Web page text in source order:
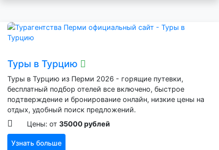
Туры в Турцию
Туры в Турцию из Перми 2026 - горящие путевки,
бесплатный подбор отелей все включено, быстрое
подтверждение и бронирование онлайн, низкие цены на
отдых, удобный поиск предложений.
Цены: от 35000 рублей
Узнать больше